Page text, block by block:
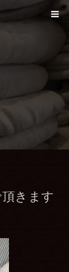
きます